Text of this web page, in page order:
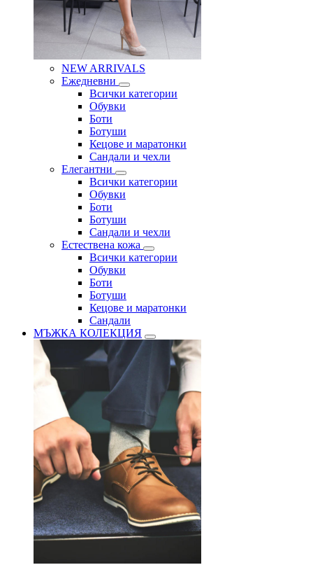
NEW ARRIVALS
Ежедневни
Всички категории
Обувки
Боти
Ботуши
Кецове и маратонки
Сандали и чехли
Елегантни
Всички категории
Обувки
Боти
Ботуши
Сандали и чехли
Естествена кожа
Всички категории
Обувки
Боти
Ботуши
Кецове и маратонки
Сандали
МЪЖКА КОЛЕКЦИЯ